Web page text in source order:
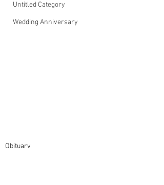
Untitled Category
Wedding Anniversary
Obituary